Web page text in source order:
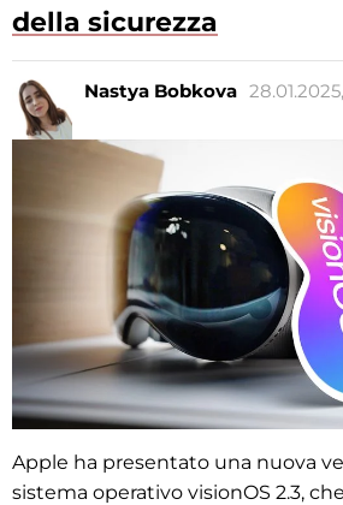
della sicurezza
Nastya Bobkova
Apple ha presentato una nuova
sistema operativo visionOS 2.3,